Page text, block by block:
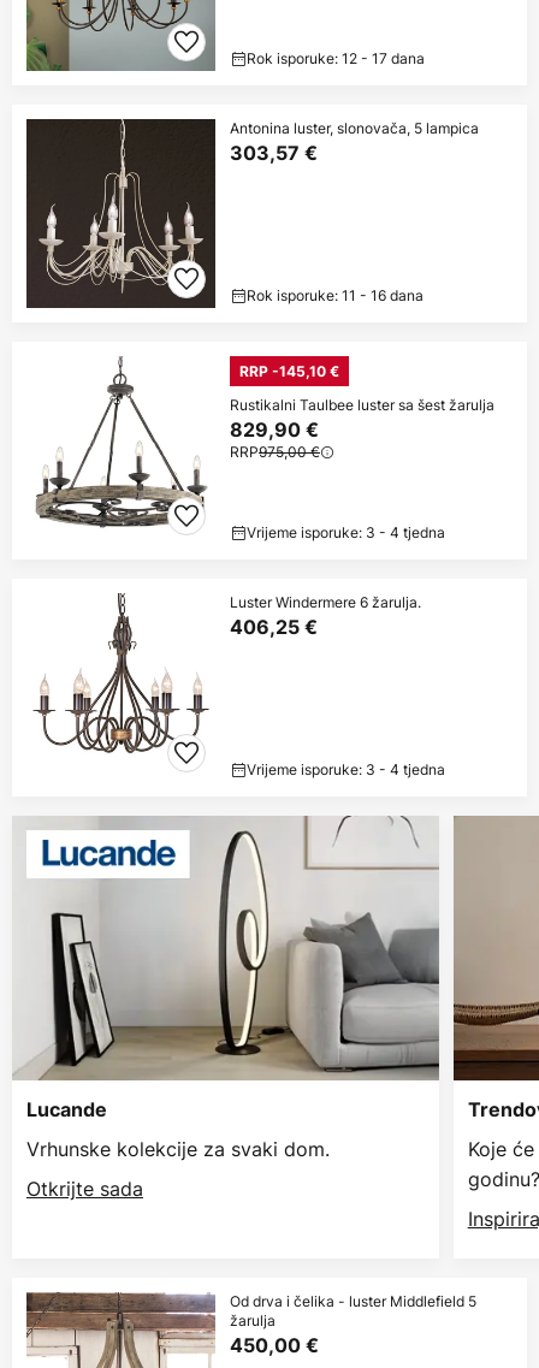
Rok isporuke: 12 - 17 dana
Antonina luster, slonovača, 5 lampica
303,57 €
Rok isporuke: 11 - 16 dana
RRP -145,10 €
Rustikalni Taulbee luster sa šest žarulja
829,90 €
RRP975,00 €
Vrijeme isporuke: 3 - 4 tjedna
Luster Windermere 6 žarulja.
406,25 €
Vrijeme isporuke: 3 - 4 tjedna
Lucande
Vrhunske kolekcije za svaki dom.
Otkrijte sada
Koje
godinu?
Od drva i čelika - luster Middlefield 5
žarulja
450,00 €